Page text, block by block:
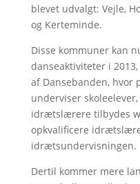
blevet udvalgt: Vejle,
og Kerteminde.
Disse kommuner kan
danseaktiviteter i
af Dansebanden, hvor
underviser
idrætslærere tilbydes
opkvalificere
idrætsundervisningen.
Dertil kommer mere